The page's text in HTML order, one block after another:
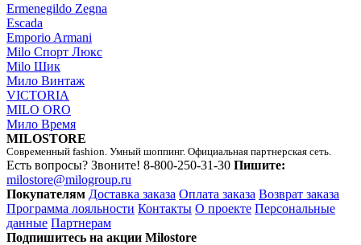
Ermenegildo Zegna
Escada
Emporio Armani
Milo Спорт Люкс
Milo Шик
Мило Винтаж
VICTORIA
MILO ORO
Мило Время
MILOSTORE
Современный fashion. Умный шоппинг. Официальная партнерская сеть.
Есть вопросы? Звоните! 8-800-250-31-30 Пишите:
milostore@milogroup.ru
Покупателям Доставка заказа Оплата заказа Возврат заказа
Программа лояльности Контакты О проекте Персональные
данные Партнерам
Подпишитесь на акции Milostore